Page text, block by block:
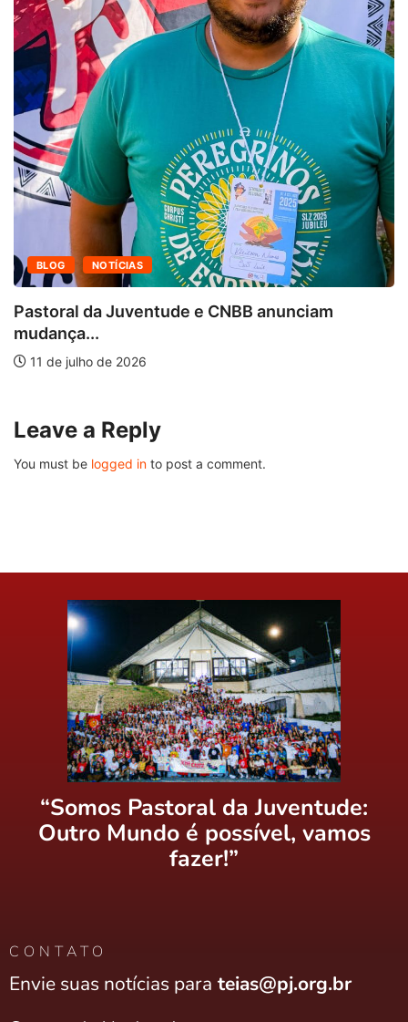
BLOG NOTÍCIAS
Pastoral da Juventude e CNBB anunciam
mudança...
11 de julho de 2026
Leave a Reply
You must be logged in to post a comment.
“Somos Pastoral da Juventude:
Outro Mundo é possível, vamos
fazer!”
CONTATO
Envie suas notícias para teias@pj.org.br